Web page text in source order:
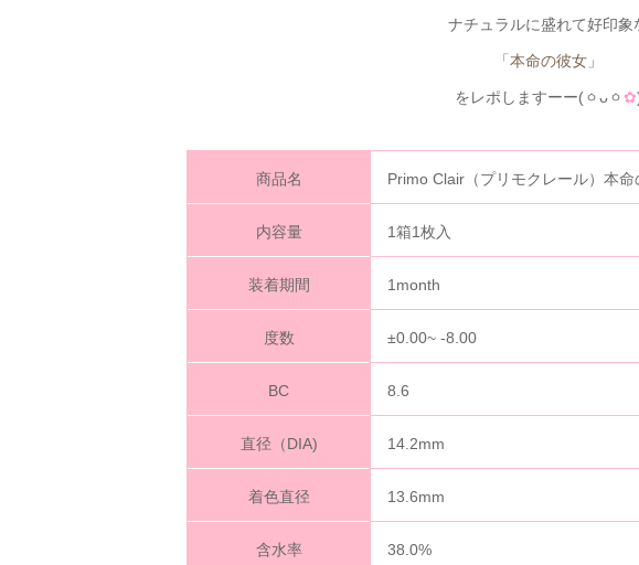
ナチュラルに盛れて好印象
「本命の彼女」
をレポしますーー(ㆁᴗㆁ ✿
商品名 Primo Clair（プリモクレール）本命
内容量 1箱1枚入
装着期間 1month
度数 ±0.00~ -8.00
BC 8.6
直径（DIA) 14.2mm
着色直径 13.6mm
含水率 38.0%